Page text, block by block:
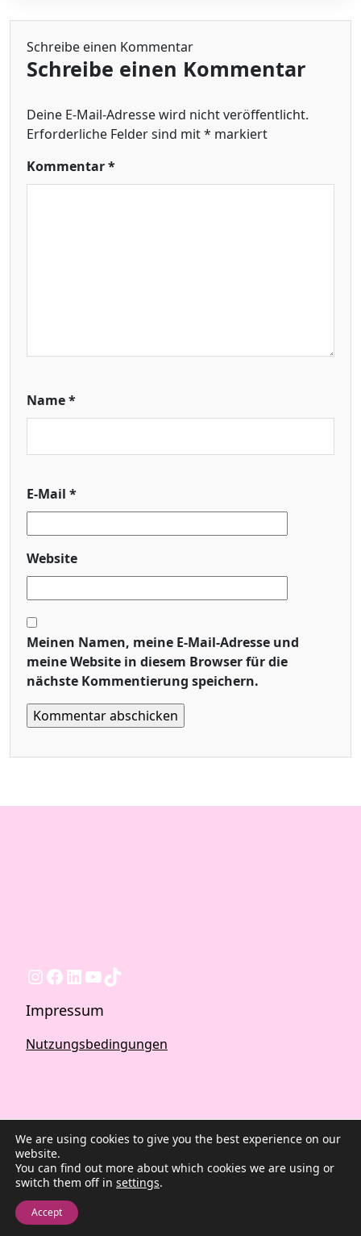
Schreibe einen Kommentar
Schreibe einen Kommentar
Deine E-Mail-Adresse wird nicht veröffentlicht.
Erforderliche Felder sind mit* markiert
Kommentar*
Name*
E-Mail *
Website
Meinen Namen, meine E-Mail-Adresse und
meine Website in diesem Browser für die
nächste Kommentierung speichern.
Instagram
Facebook
LinkedIn
YouTube
TikTok
Impressum
Nutzungsbedingungen
2026 ©Quest Blog WordPress Theme. Powered by
We are using cookies to give you the best experience on our
website.
You can find out more about which cookies we are using or
switch them off in settings.
Accept